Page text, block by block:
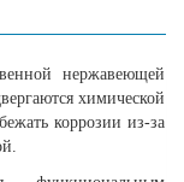
нержавеющей
химической
коррозии из-за